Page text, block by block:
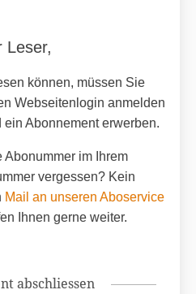
Leser,
können, müssen Sie
Webseitenlogin anmelden
Abonnement erwerben.
Abonummer im Ihrem
vergessen? Kein
Mail an unseren Aboservice
Ihnen gerne weiter.
abschliessen